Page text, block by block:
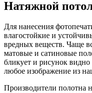
Натяжной
Для нанесения
влагостойкие и
вредных веществ. Чаще
матовые и сатиновые
бликует и рисунок
любое изображение из
Производители полотна